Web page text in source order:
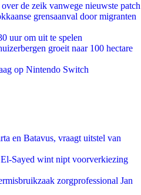
de zeik vanwege nieuwste patch
grensaanval door migranten
uur om uit te spelen
groeit naar 100 hectare
op Nintendo Switch
en Batavus, vraagt uitstel van
Sayed wint nipt voorverkiezing
zorgprofessional Jan